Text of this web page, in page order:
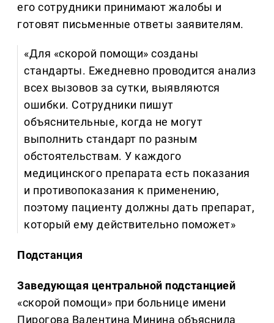
его сотрудники принимают жалобы и
готовят письменные ответы заявителям.
«Для «скорой помощи» созданы
стандарты. Ежедневно проводится анализ
всех вызовов за сутки, выявляются
ошибки. Сотрудники пишут
объяснительные, когда не могут
выполнить стандарт по разным
обстоятельствам. У каждого
медицинского препарата есть показания
и противопоказания к применению,
поэтому пациенту должны дать препарат,
который ему действительно поможет»
Подстанция
Заведующая центральной подстанцией
«скорой помощи» при больнице имени
Пирогова Валентина Минина объяснила